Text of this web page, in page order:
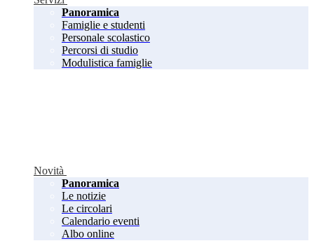
Panoramica
Famiglie e studenti
Personale scolastico
Percorsi di studio
Modulistica famiglie
Novità
Panoramica
Le notizie
Le circolari
Calendario eventi
Albo online